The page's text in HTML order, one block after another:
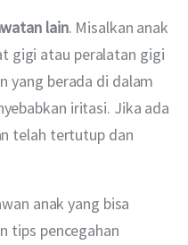
lain. Misalkan anak
gigi atau peralatan gigi
yang berada di dalam
iritasi. Jika ada
telah tertutup dan
anak yang bisa
tips pencegahan